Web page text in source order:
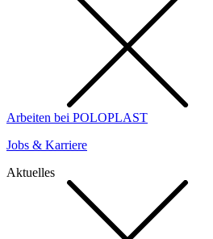
Arbeiten bei POLOPLAST
Jobs & Karriere
Aktuelles